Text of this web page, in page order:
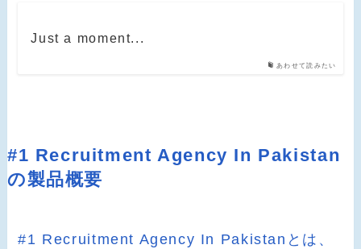
あわせて読みたい
Just a moment...
#1 Recruitment Agency In Pakistan
の製品概要
#1 Recruitment Agency In Pakistanとは、